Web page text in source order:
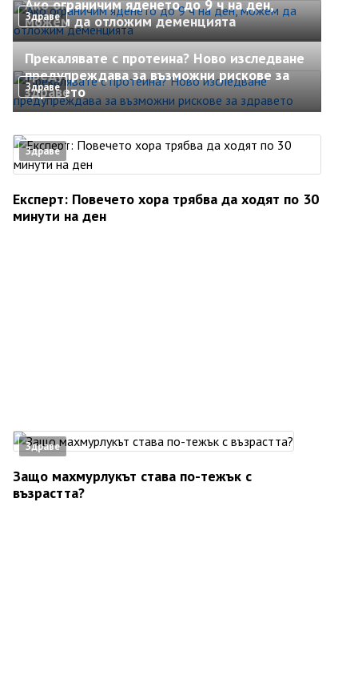
Здраве
Ако ограничим яденето до 9 ч на ден,
можем да отложим деменцията
Здраве
Прекалявате с протеина? Ново изследване
предупреждава за възможни рискове за
здравето
Здраве
Експерт: Повечето хора трябва да ходят по 30
минути на ден
Здраве
Защо махмурлукът става по-тежък с
възрастта?